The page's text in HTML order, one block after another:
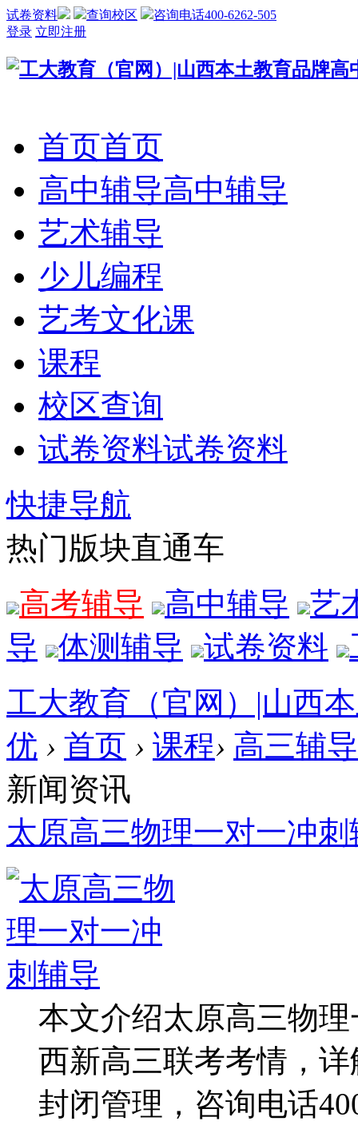
试卷资料 查询校区
咨询电话400-6262-505
登录 立即注册
首页首页
高中辅导高中辅导
艺术辅导
少儿编程
艺考文化课
课程
校区查询
试卷资料试卷资料
快捷导航
热门版块直通车
高考辅导
高中辅导
艺
导
体测辅导 试卷资料
工大教育（官网）|山西
优 › 首页 › 课程› 高三辅导
新闻资讯
太原高三物理一对一冲刺
本文介绍太原高三物
西新高三联考考情，
封闭管理，咨询电话